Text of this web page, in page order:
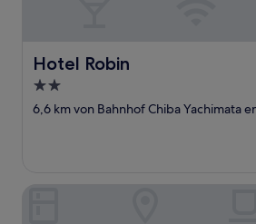
Hotel Robin
Hotel Robin
2.0-
Sterne-
6,6 km von Bahnhof Chiba Yachimata